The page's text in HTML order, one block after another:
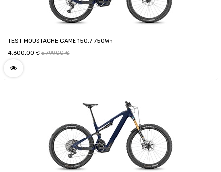
TEST MOUSTACHE GAME 150.7 750Wh
4.600,00 € 5.799,00€